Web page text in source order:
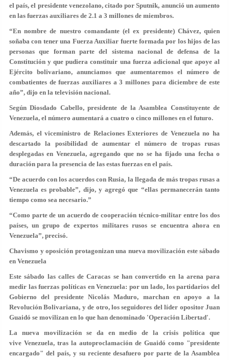
el país, el presidente venezolano, citado por Sputnik, anunció un aumento
en las fuerzas auxiliares de 2.1 a 3 millones de miembros.
“En nombre de nuestro comandante (el ex presidente) Chávez, quien
soñaba con tener una Fuerza Auxiliar fuerte formada por los hijos de las
personas que forman parte del sistema nacional de defensa de la
Constitución y que pudiera constituir una fuerza adicional que apoye al
Ejército bolivariano, anunciamos que aumentaremos el número de
combatientes de fuerzas auxiliares a 3 millones para diciembre de este
año”, dijo en la televisión nacional.
Según Diosdado Cabello, presidente de la Asamblea Constituyente de
Venezuela, el número aumentará a cuatro o cinco millones en el futuro.
Además, el viceministro de Relaciones Exteriores de Venezuela no ha
descartado la posibilidad de aumentar el número de tropas rusas
desplegadas en Venezuela, agregando que no se ha fijado una fecha o
duración para la presencia de las estas fuerzas en el país.
“De acuerdo con los acuerdos con Rusia, la llegada de más tropas rusas a
Venezuela es probable”, dijo, y agregó que “ellas permanecerán tanto
tiempo como sea necesario.”
“Como parte de un acuerdo de cooperación técnico-militar entre los dos
países, un grupo de expertos militares rusos se encuentra ahora en
Venezuela”, precisó.
Chavismo y oposición protagonizan una nueva movilización este sábado
en Venezuela
Este sábado las calles de Caracas se han convertido en la arena para
medir las fuerzas políticas en Venezuela: por un lado, los partidarios del
Gobierno del presidente Nicolás Maduro, marchan en apoyo a la
Revolución Bolivariana, y de otro, los seguidores del líder opositor Juan
Guaidó se movilizan en lo que han denominado 'Operación Libertad'.
La nueva movilización se da en medio de lacrisis política que
vive Venezuela, tras la autoproclamación de Guaidó como "presidente
encargado" del país, y su reciente desafuero por parte de la Asamblea